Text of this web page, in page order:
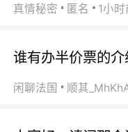
真情秘密 匿名 1小时
谁有办半价票的
闲聊法国 顺其